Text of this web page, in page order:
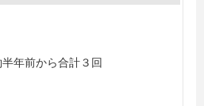
年前から合計３回